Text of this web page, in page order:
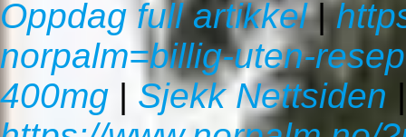
Oppdag full artikkel|
norpalm=billig-uten-
400mg | Sjekk Nettsiden